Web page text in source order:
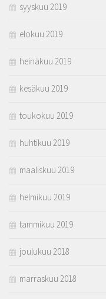
syyskuu 2019
elokuu 2019
heinäkuu 2019
kesäkuu 2019
toukokuu 2019
huhtikuu 2019
maaliskuu 2019
helmikuu 2019
tammikuu 2019
joulukuu 2018
marraskuu 2018